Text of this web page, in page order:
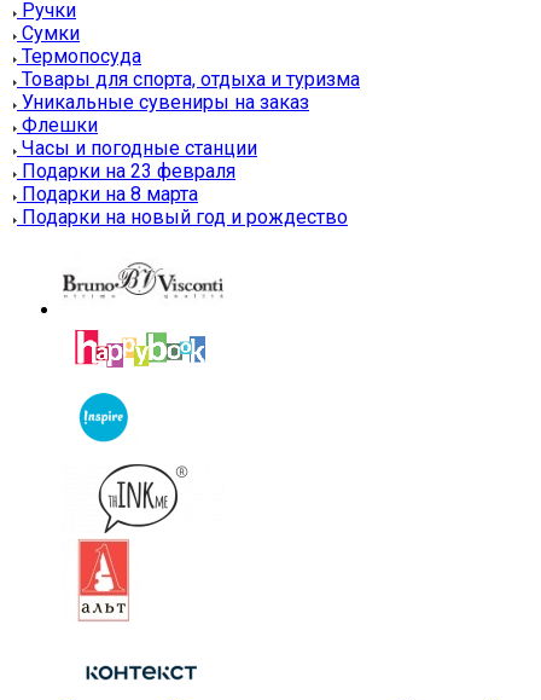
Ручки
Сумки
Термопосуда
Товары для спорта, отдыха и туризма
Уникальные сувениры на заказ
Флешки
Часы и погодные станции
Подарки на 23 февраля
Подарки на 8 марта
Подарки на новый год и рождество